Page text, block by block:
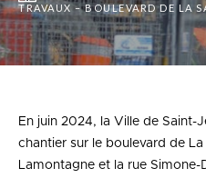
TRAVAUX – BOULEVARD DE LA
En juin 2024, la Ville de Saint-
chantier sur le boulevard de
Lamontagne et la rue